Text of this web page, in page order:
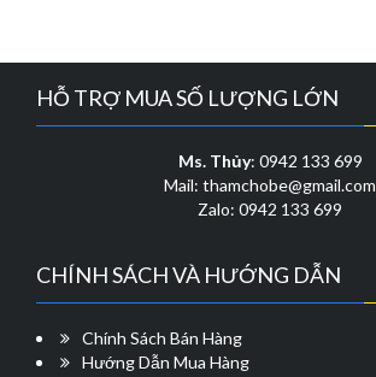
thể.
Các
tùy
chọn
có
thể
được
trang
sản
HỖ TRỢ MUA SỐ LƯỢNG LỚN
Ms. Thủy: 0942 133 699
Mail: thamchobe@gmail.com
Zalo: 0942 133 699
CHÍNH SÁCH VÀ HƯỚNG DẪN
Chính Sách Bán Hàng
Hướng Dẫn Mua Hàng